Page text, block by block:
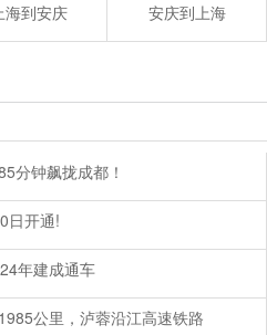
海到安庆 安庆到上海
分钟飙拢成都！
日开通!
年建成通车
公里，泸蓉沿江高速铁路